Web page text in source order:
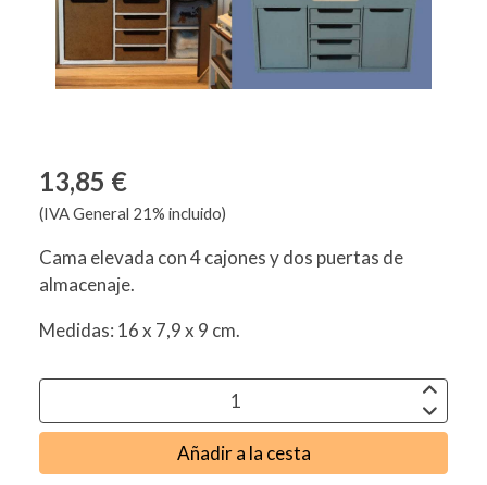
13,85 €
(IVA General 21% incluido)
Cama elevada con 4 cajones y dos puertas de
almacenaje.
Medidas: 16 x 7,9 x 9 cm.
Añadir a la cesta